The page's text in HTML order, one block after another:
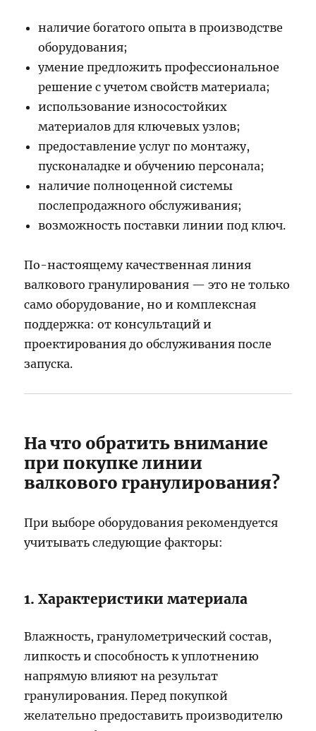
наличие богатого опыта в производстве
оборудования;
умение предложить профессиональное
решение с учетом свойств материала;
использование износостойких
материалов для ключевых узлов;
предоставление услуг по монтажу,
пусконаладке и обучению персонала;
наличие полноценной системы
послепродажного обслуживания;
возможность поставки линии под ключ.
По-настоящему качественная линия
валкового гранулирования — это не только
само оборудование, но и комплексная
поддержка: от консультаций и
проектирования до обслуживания после
запуска.
На что обратить внимание
при покупке линии
валкового гранулирования?
При выборе оборудования рекомендуется
учитывать следующие факторы:
1. Характеристики материала
Влажность, гранулометрический состав,
липкость и способность к уплотнению
напрямую влияют на результат
гранулирования. Перед покупкой
желательно предоставить производителю